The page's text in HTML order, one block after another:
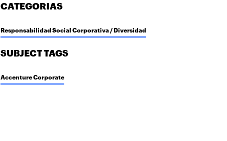
CATEGORIAS
Responsabilidad Social Corporativa / Diversidad
SUBJECT TAGS
Accenture Corporate